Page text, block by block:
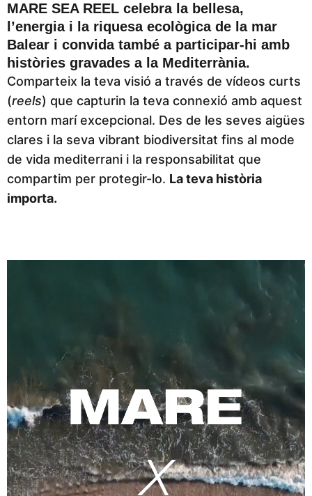
MARE SEA REEL celebra la bellesa,
l’energia i la riquesa ecològica de la mar
Balear i convida també a participar-hi amb
històries gravades a la Mediterrània.
Comparteix la teva visió a través de vídeos curts
(reels) que capturin la teva connexió amb aquest
entorn marí excepcional. Des de les seves aigües
clares i la seva vibrant biodiversitat fins al mode
de vida mediterrani i la responsabilitat que
compartim per protegir-lo. La teva història
importa.